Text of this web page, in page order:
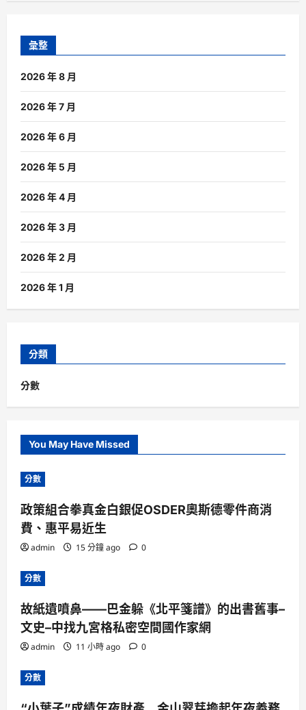
彙整
2026 年 8 月
2026 年 7 月
2026 年 6 月
2026 年 5 月
2026 年 4 月
2026 年 3 月
2026 年 2 月
2026 年 1 月
分類
分數
You May Have Missed
分數
政策組合拳真金白銀促OSDER奧斯德零件商消
費、惠平易近生
admin 15 分鐘 ago 0
分數
故紙遺噴鼻——巴金躲《北平箋譜》的出書舊事–
文史–中找九宮格私密空間國作家網
admin 11 小時 ago 0
分數